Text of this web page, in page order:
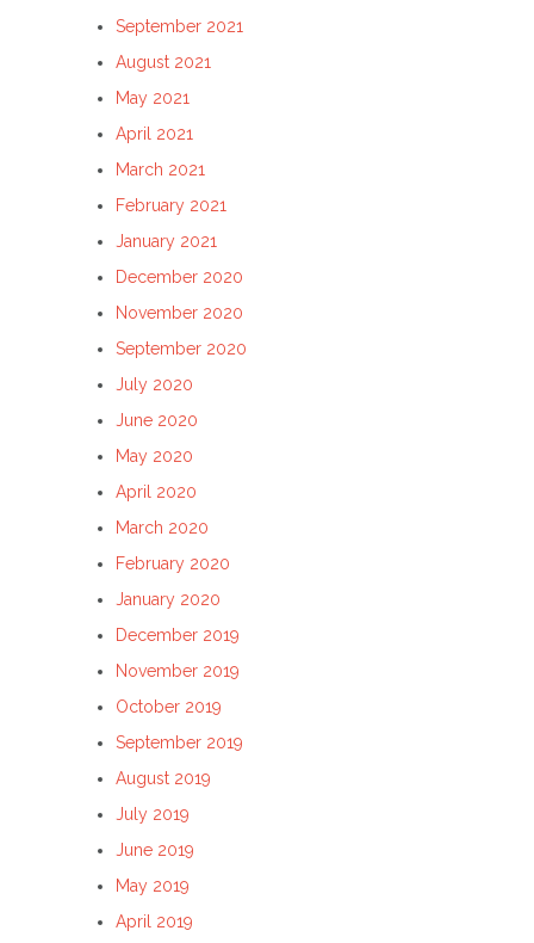
September 2021
August 2021
May 2021
April 2021
March 2021
February 2021
January 2021
December 2020
November 2020
September 2020
July 2020
June 2020
May 2020
April 2020
March 2020
February 2020
January 2020
December 2019
November 2019
October 2019
September 2019
August 2019
July 2019
June 2019
May 2019
April 2019